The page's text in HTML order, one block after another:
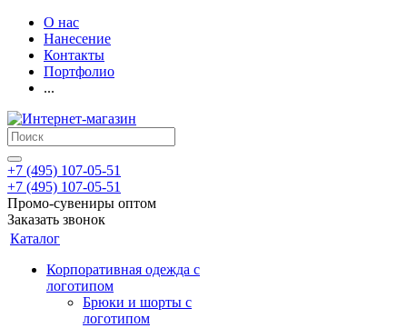
О нас
Нанесение
Контакты
Портфолио
...
+7 (495) 107-05-51
+7 (495) 107-05-51
Промо-сувениры оптом
Заказать звонок
Каталог
Корпоративная одежда с
логотипом
Брюки и шорты с
логотипом